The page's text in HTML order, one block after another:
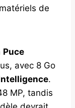
de
Puce
avec 8 Go
.
MP, tandis